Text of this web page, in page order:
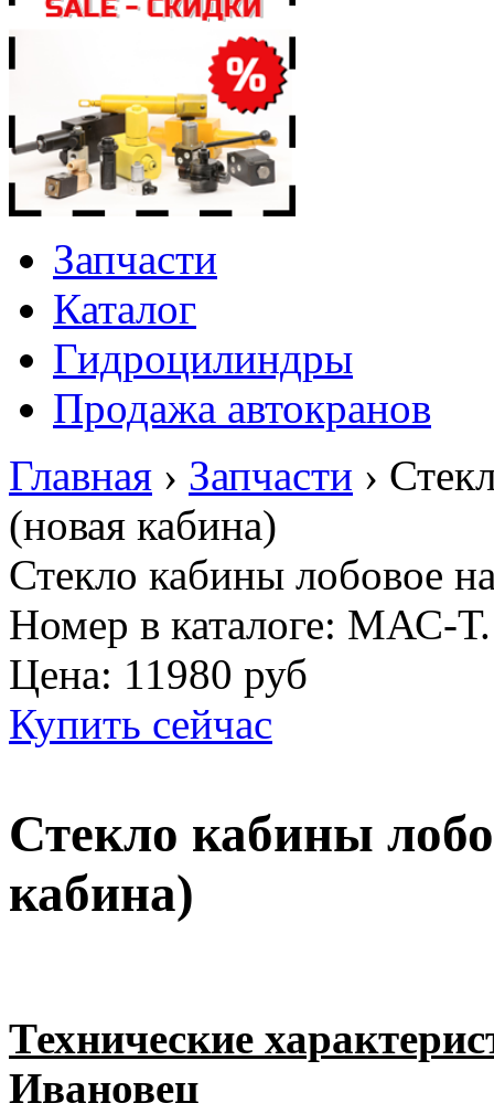
Запчасти
Каталог
Гидроцилиндры
Продажа автокранов
Главная › Запчасти ›
(новая кабина)
Стекло кабины лобовое
Номер в каталоге: МАС-
Цена: 11980 руб
Купить сейчас
Стекло кабины
кабина)
Технические
Ивановец